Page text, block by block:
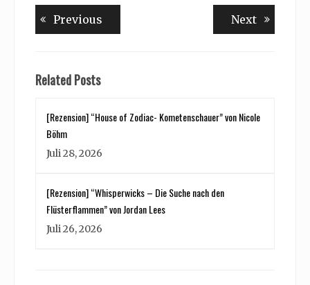
Beitragsnavigation
Previous NextNext
Related Posts
[Rezension] “House of Zodiac- Kometenschauer” von Nicole
Böhm
Juli 28, 2026
[Rezension] “Whisperwicks – Die Suche nach den
Flüsterflammen” von Jordan Lees
Juli 26, 2026